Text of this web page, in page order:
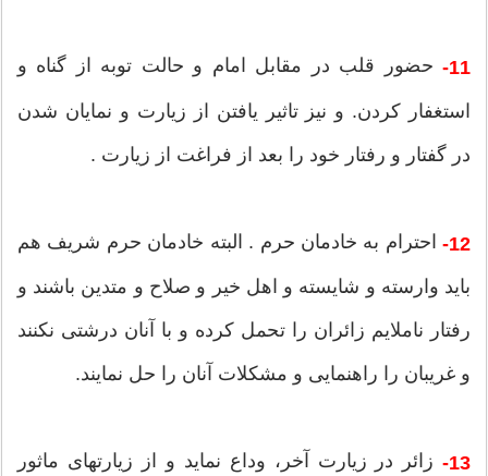
11- حضور قلب در مقابل امام و حالت توبه از گناه و
استغفار كردن. و نیز تاثیر یافتن از زیارت و نمایان شدن
در گفتار و رفتار خود را بعد از فراغت از زیارت .
12- احترام به خادمان حرم . البته خادمان حرم شریف هم
باید وارسته و شایسته و اهل خیر و صلاح و متدین باشند و
رفتار ناملایم زائران را تحمل كرده و با آنان درشتى نكنند
و غریبان را راهنمایى و مشكلات آنان را حل نمایند.
13- زائر در زیارت آخر، وداع نماید و از زیارت‎هاى ماثور